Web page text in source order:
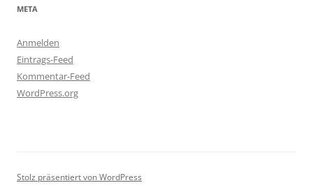
META
Anmelden
Eintrags-Feed
Kommentar-Feed
WordPress.org
Stolz präsentiert von WordPress